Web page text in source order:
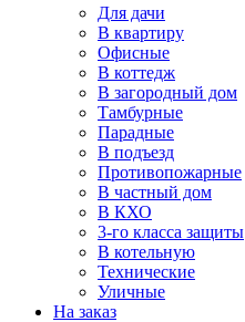
Для дачи
В квартиру
Офисные
В коттедж
В загородный дом
Тамбурные
Парадные
В подъезд
Противопожарные
В частный дом
В КХО
3-го класса защиты
В котельную
Технические
Уличные
На заказ